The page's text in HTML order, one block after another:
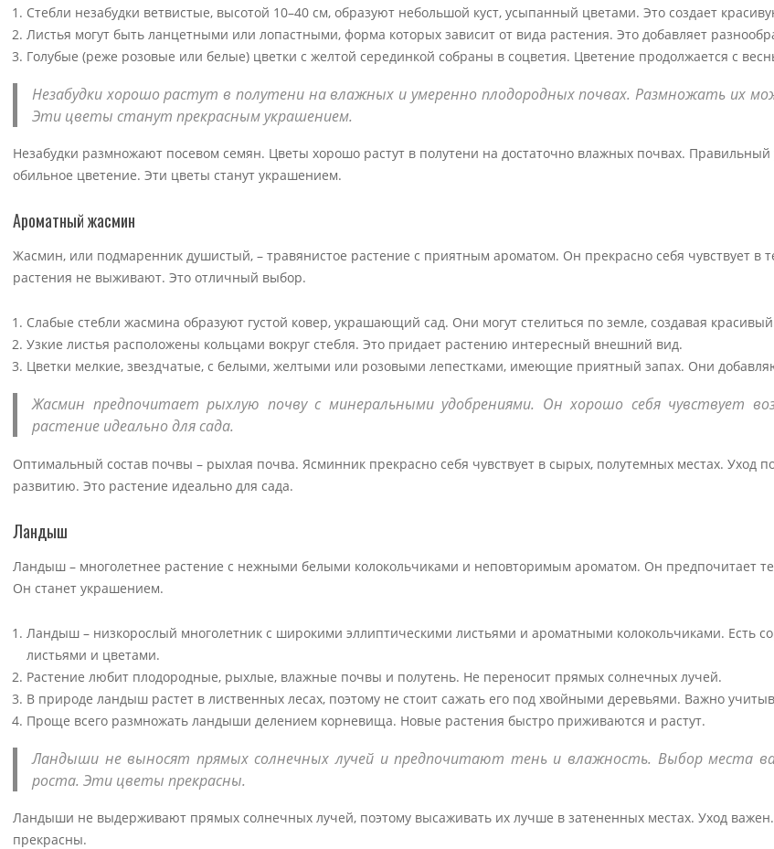
Стебли незабудки ветвистые, высотой 10–40 см, образуют небольшой куст, усыпанный цветами. Это создает
Листья могут быть ланцетными или лопастными, форма которых зависит от вида растения. Это добавляет
Голубые (реже розовые или белые) цветки с желтой серединкой собраны в соцветия. Цветение продолжается с
Незабудки хорошо растут в полутени на влажных и умеренно плодородных почвах. Размножать их
Эти цветы станут прекрасным украшением.
Незабудки размножают посевом семян. Цветы хорошо растут в полутени на достаточно влажных почвах. Правильный
обильное цветение. Эти цветы станут украшением.
Ароматный жасмин
Жасмин, или подмаренник душистый, – травянистое растение с приятным ароматом. Он прекрасно себя чувствует в
растения не выживают. Это отличный выбор.
Слабые стебли жасмина образуют густой ковер, украшающий сад. Они могут стелиться по земле, создавая
Узкие листья расположены кольцами вокруг стебля. Это придает растению интересный внешний вид.
Цветки мелкие, звездчатые, с белыми, желтыми или розовыми лепестками, имеющие приятный запах. Они
Жасмин предпочитает рыхлую почву с минеральными удобрениями. Он хорошо себя чувствует
растение идеально для сада.
Оптимальный состав почвы – рыхлая почва. Ясминник прекрасно себя чувствует в сырых, полутемных местах. Уход
развитию. Это растение идеально для сада.
Ландыш
Ландыш – многолетнее растение с нежными белыми колокольчиками и неповторимым ароматом. Он предпочитает
Он станет украшением.
Ландыш – низкорослый многолетник с широкими эллиптическими листьями и ароматными колокольчиками. Есть
листьями и цветами.
Растение любит плодородные, рыхлые, влажные почвы и полутень. Не переносит прямых солнечных лучей.
В природе ландыш растет в лиственных лесах, поэтому не стоит сажать его под хвойными деревьями. Важно
Проще всего размножать ландыши делением корневища. Новые растения быстро приживаются и растут.
Ландыши не выносят прямых солнечных лучей и предпочитают тень и влажность. Выбор места
роста. Эти цветы прекрасны.
Ландыши не выдерживают прямых солнечных лучей, поэтому высаживать их лучше в затененных местах. Уход
прекрасны.